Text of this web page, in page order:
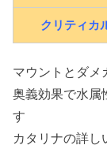
クリティカ
マウントとダメ
奥義効果で水属
す
カタリナの詳し